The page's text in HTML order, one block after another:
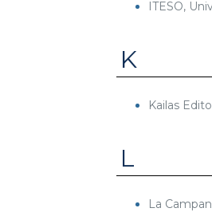
ITESO,
K
Kailas
L
La